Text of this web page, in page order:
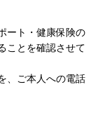
ート・健康保険の
ことを確認させて
、ご本人への電話